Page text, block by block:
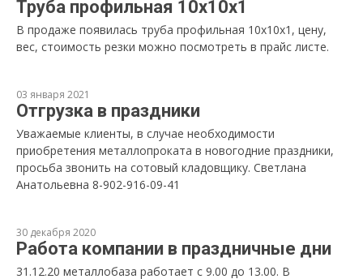
Труба профильная 10х10х1
В продаже появилась труба профильная 10х10х1, цену,
вес, стоимость резки можно посмотреть в прайс листе.
03 января 2021
Отгрузка в праздники
Уважаемые клиенты, в случае необходимости
приобретения металлопроката в новогодние праздники,
просьба звонить на сотовый кладовщику. Светлана
Анатольевна 8-902-916-09-41
30 декабря 2020
Работа компании в праздничные дни
31.12.20 металлобаза работает с 9.00 до 13.00. В